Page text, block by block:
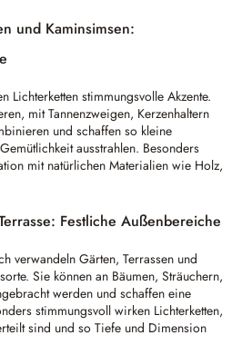
und Kaminsimsen:
Lichterketten stimmungsvolle Akzente.
mit Tannenzweigen, Kerzenhaltern
und schaffen so kleine
ausstrahlen. Besonders
mit natürlichen Materialien wie Holz,
Festliche Außenbereiche
verwandeln Gärten, Terrassen und
Sie können an Bäumen, Sträuchern,
werden und schaffen eine
stimmungsvoll wirken Lichterketten,
sind und so Tiefe und Dimension